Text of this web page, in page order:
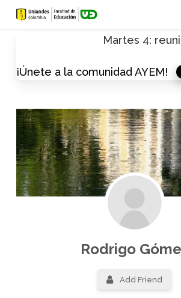
Skip
Martes 4:
¡Únete a la comunidad AYEM!
Rodrigo
Add Friend